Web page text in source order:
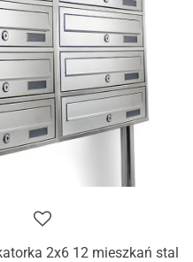
2x6 12 mieszkań stal